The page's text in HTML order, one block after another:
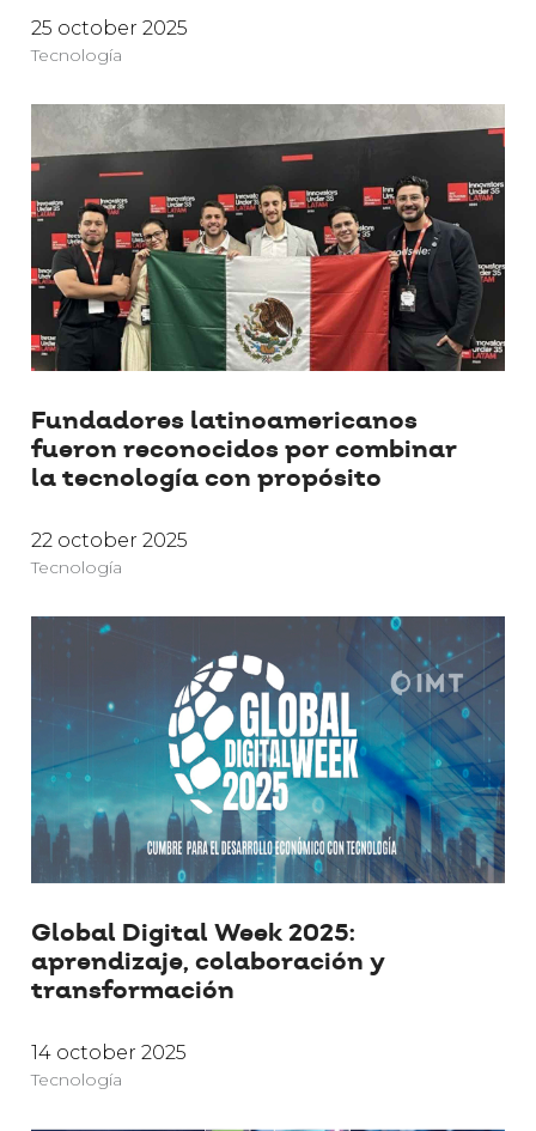
25 october 2025
Tecnología
Fundadores latinoamericanos
fueron reconocidos por combinar
la tecnología con propósito
22 october 2025
Tecnología
Global Digital Week 2025:
aprendizaje, colaboración y
transformación
14 october 2025
Tecnología